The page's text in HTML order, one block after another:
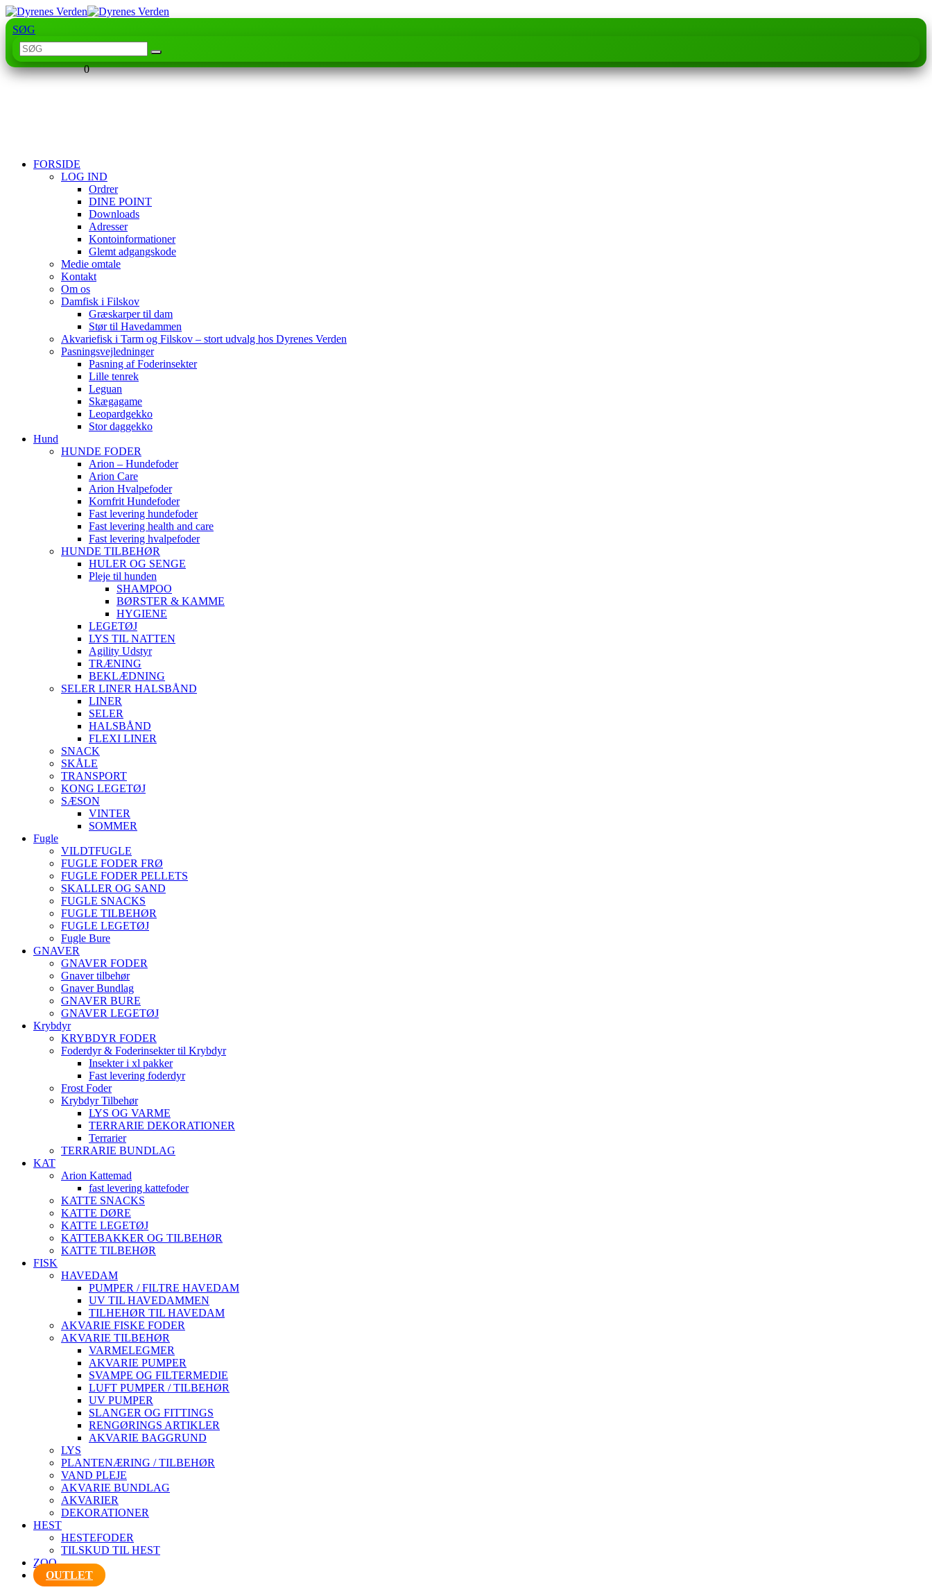
SØG
0
FORSIDE
LOG IND
Ordrer
DINE POINT
Downloads
Adresser
Kontoinformationer
Glemt adgangskode
Medie omtale
Kontakt
Om os
Damfisk i Filskov
Græskarper til dam
Stør til Havedammen
Akvariefisk i Tarm og Filskov – stort udvalg hos Dyrenes Verden
Pasningsvejledninger
Pasning af Foderinsekter
Lille tenrek
Leguan
Skægagame
Leopardgekko
Stor daggekko
Hund
HUNDE FODER
Arion – Hundefoder
Arion Care
Arion Hvalpefoder
Kornfrit Hundefoder
Fast levering hundefoder
Fast levering health and care
Fast levering hvalpefoder
HUNDE TILBEHØR
HULER OG SENGE
Pleje til hunden
SHAMPOO
BØRSTER & KAMME
HYGIENE
LEGETØJ
LYS TIL NATTEN
Agility Udstyr
TRÆNING
BEKLÆDNING
SELER LINER HALSBÅND
LINER
SELER
HALSBÅND
FLEXI LINER
SNACK
SKÅLE
TRANSPORT
KONG LEGETØJ
SÆSON
VINTER
SOMMER
Fugle
VILDTFUGLE
FUGLE FODER FRØ
FUGLE FODER PELLETS
SKALLER OG SAND
FUGLE SNACKS
FUGLE TILBEHØR
FUGLE LEGETØJ
Fugle Bure
GNAVER
GNAVER FODER
Gnaver tilbehør
Gnaver Bundlag
GNAVER BURE
GNAVER LEGETØJ
Krybdyr
KRYBDYR FODER
Foderdyr & Foderinsekter til Krybdyr
Insekter i xl pakker
Fast levering foderdyr
Frost Foder
Krybdyr Tilbehør
LYS OG VARME
TERRARIE DEKORATIONER
Terrarier
TERRARIE BUNDLAG
KAT
Arion Kattemad
fast levering kattefoder
KATTE SNACKS
KATTE DØRE
KATTE LEGETØJ
KATTEBAKKER OG TILBEHØR
KATTE TILBEHØR
FISK
HAVEDAM
PUMPER / FILTRE HAVEDAM
UV TIL HAVEDAMMEN
TILHEHØR TIL HAVEDAM
AKVARIE FISKE FODER
AKVARIE TILBEHØR
VARMELEGMER
AKVARIE PUMPER
SVAMPE OG FILTERMEDIE
LUFT PUMPER / TILBEHØR
UV PUMPER
SLANGER OG FITTINGS
RENGØRINGS ARTIKLER
AKVARIE BAGGRUND
LYS
PLANTENÆRING / TILBEHØR
VAND PLEJE
AKVARIE BUNDLAG
AKVARIER
DEKORATIONER
HEST
HESTEFODER
TILSKUD TIL HEST
ZOO
OUTLET